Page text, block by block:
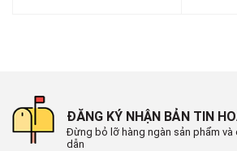
ĐĂNG KÝ NHẬN BẢN TIN
Đừng bỏ lỡ hàng ngàn sản phẩm và
dẫn